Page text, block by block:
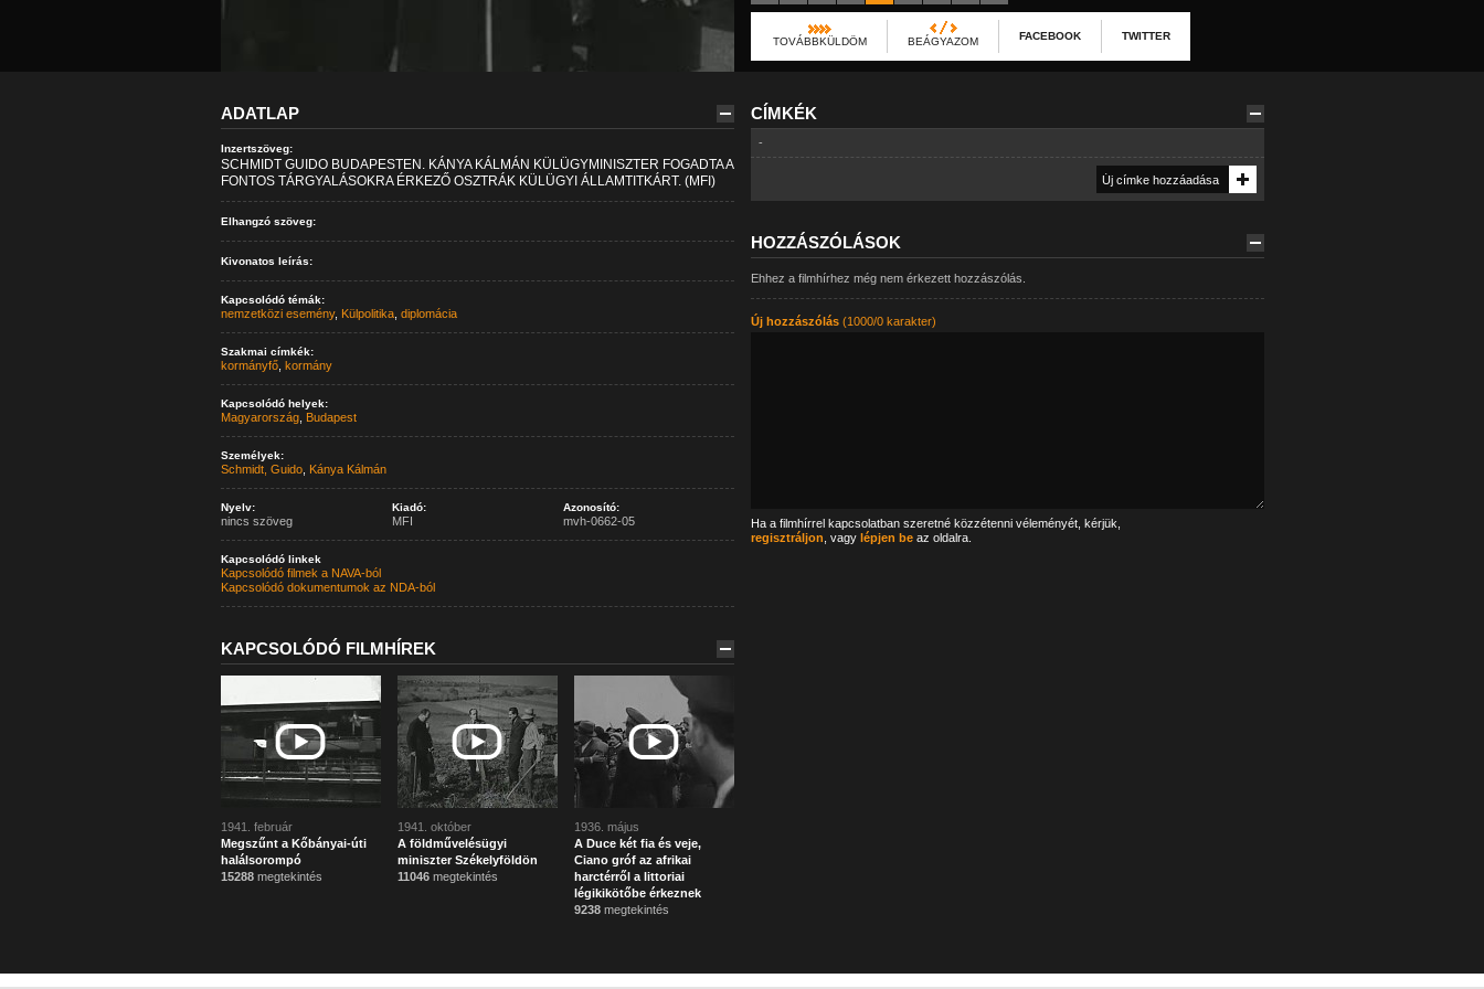
TOVÁBBKÜLDÖM BEÁGYAZOM FACEBOOK TWITTER
ADATLAP
Inzertszöveg:
SCHMIDT GUIDO BUDAPESTEN. KÁNYA KÁLMÁN KÜLÜGYMINISZTER FOGADTA A
FONTOS TÁRGYALÁSOKRA ÉRKEZŐ OSZTRÁK KÜLÜGYI ÁLLAMTITKÁRT. (MFI)
Elhangzó szöveg:
Kivonatos leírás:
Kapcsolódó témák:
nemzetközi esemény, Külpolitika, diplomácia
Szakmai címkék:
kormányfő, kormány
Kapcsolódó helyek:
Magyarország, Budapest
Személyek:
Schmidt, Guido, Kánya Kálmán
Nyelv:
nincs szöveg
Kiadó:
MFI
Azonosító:
mvh-0662-05
Kapcsolódó linkek
Kapcsolódó filmek a NAVA-ból
Kapcsolódó dokumentumok az NDA-ból
KAPCSOLÓDÓ FILMHÍREK
1941. február
Megszűnt a Kőbányai-úti
halálsorompó
15288megtekintés
1941. október
A földművelésügyi
miniszter Székelyföldön
11046megtekintés
1936. május
A Duce két fia és veje,
Ciano gróf az afrikai
harctérről a littoriai
légikikötőbe érkeznek
9238megtekintés
CÍMKÉK
-
HOZZÁSZÓLÁSOK
Ehhez a filmhírhez még nem érkezett hozzászólás.
Új hozzászólás(1000/0 karakter)
Ha a filmhírrel kapcsolatban szeretné közzétenni véleményét, kérjük,
regisztráljon , vagy lépjen beaz oldalra.